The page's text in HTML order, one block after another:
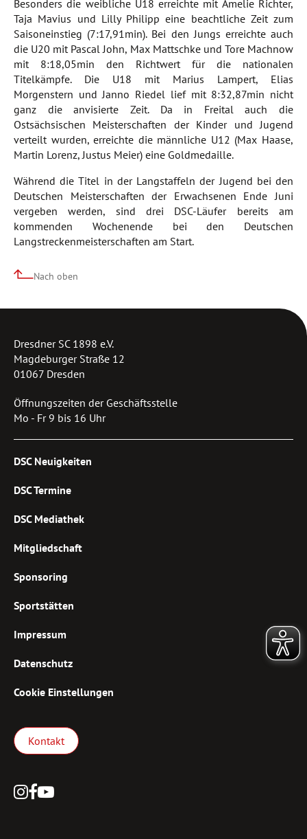
Besonders die weibliche U18 erreichte mit Amelie Richter,
Taja Mavius und Lilly Philipp eine beachtliche Zeit zum
Saisoneinstieg (7:17,91min). Bei den Jungs erreichte auch
die U20 mit Pascal John, Max Mattschke und Tore Machnow
mit 8:18,05min den Richtwert für die nationalen
Titelkämpfe. Die U18 mit Marius Lampert, Elias
Morgenstern und Janno Riedel lief mit 8:32,87min nicht
ganz die anvisierte Zeit. Da in Freital auch die
Ostsächsischen Meisterschaften der Kinder und Jugend
verteilt wurden, erreichte die männliche U12 (Max Haase,
Martin Lorenz, Justus Meier) eine Goldmedaille.
Während die Titel in der Langstaffeln der Jugend bei den
Deutschen Meisterschaften der Erwachsenen Ende Juni
vergeben werden, sind drei DSC-Läufer bereits am
kommenden Wochenende bei den Deutschen
Langstreckenmeisterschaften am Start.
Nach oben
Dresdner SC 1898 e.V.
Magdeburger Straße 12
01067 Dresden
Öffnungszeiten der Geschäftsstelle
Mo - Fr 9 bis 16 Uhr
DSC Neuigkeiten
DSC Termine
DSC Mediathek
Mitgliedschaft
Sponsoring
Sportstätten
Impressum
Datenschutz
Cookie Einstellungen
Kontakt